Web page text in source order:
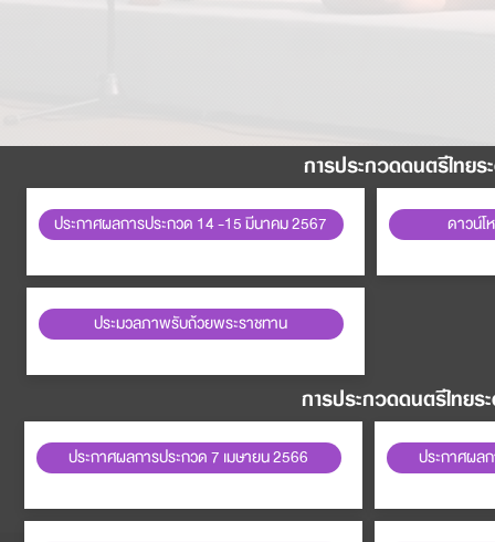
การประกวดดนตรีไทย
ประกาศผลการประกวด 14 -15 มีนาคม 2567 ดาวน์โ
ประมวลภาพรับถ้วยพระราชทาน
การประกวดดนตรีไทย
ประกาศผลการประกวด 7 เมษายน 2566 ประกาศผล